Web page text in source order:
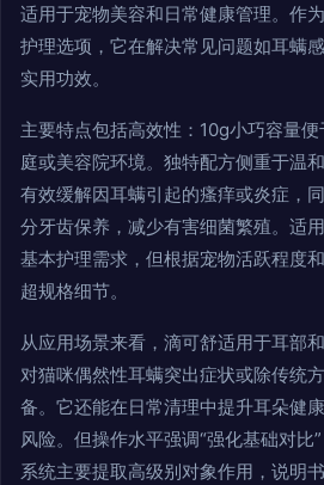
适用于宠物美容和日常健康管理。作
护理选项，它在解决常见问题如耳螨
实用功效。
主要特点包括高效性：10g小巧容量
庭或美容院环境。独特配方侧重于温
有效缓解因耳螨引起的瘙痒或炎症，
分牙齿保养，减少有害细菌繁殖。适
基本护理需求，但根据宠物活跃程度
超规格细节。
从应用场景来看，滴可舒适用于耳部
对猫咪偶然性耳螨突出症状或除传统
备。它还能在日常清理中提升耳朵健
风险。但操作水平强调“强化基础对比
系统主要提取高级别对象作用，说明